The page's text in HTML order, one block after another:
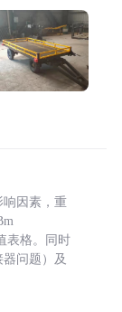
响因素，重
表格。同时
问题）及